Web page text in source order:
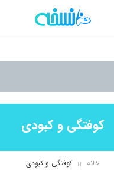
کوفتگی و کبودی
خانه کوفتگی و کبودی